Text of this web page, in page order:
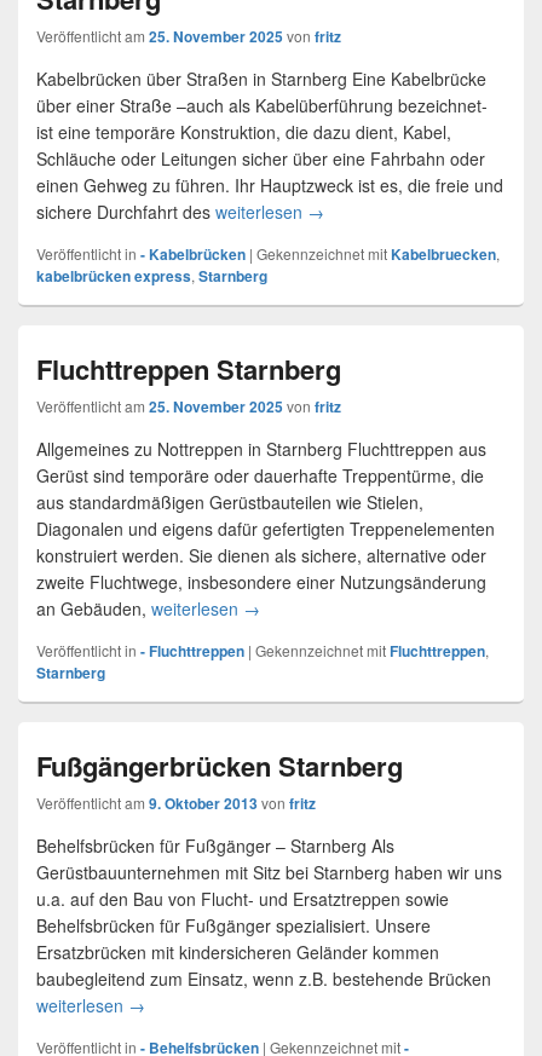
Veröffentlicht am 25. November 2025von fritz
Kabelbrücken über Straßen in Starnberg Eine Kabelbrücke
über einer Straße –auch als Kabelüberführung bezeichnet-
ist eine temporäre Konstruktion, die dazu dient, Kabel,
Schläuche oder Leitungen sicher über eine Fahrbahn oder
einen Gehweg zu führen. Ihr Hauptzweck ist es, die freie und
sichere Durchfahrt des weiterlesen Kabelüberführung mieten in
→
Veröffentlicht in - Kabelbrücken | Gekennzeichnet mitKabelbruecken,
kabelbrücken express, Starnberg
Fluchttreppen Starnberg
Veröffentlicht am 25. November 2025von fritz
Allgemeines zu Nottreppen in Starnberg Fluchttreppen aus
Gerüst sind temporäre oder dauerhafte Treppentürme, die
aus standardmäßigen Gerüstbauteilen wie Stielen,
Diagonalen und eigens dafür gefertigten Treppenelementen
konstruiert werden. Sie dienen als sichere, alternative oder
zweite Fluchtwege, insbesondere einer Nutzungsänderung
an Gebäuden, weiterlesen Fluchttreppen Starnberg
→
Veröffentlicht in - Fluchttreppen | Gekennzeichnet mitFluchttreppen,
Starnberg
Fußgängerbrücken Starnberg
Veröffentlicht am 9. Oktober 2013von fritz
Behelfsbrücken für Fußgänger – Starnberg Als
Gerüstbauunternehmen mit Sitz bei Starnberg haben wir uns
u.a. auf den Bau von Flucht- und Ersatztreppen sowie
Behelfsbrücken für Fußgänger spezialisiert. Unsere
Ersatzbrücken mit kindersicheren Geländer kommen
baubegleitend zum Einsatz, wenn z.B. bestehende Brücken
weiterlesen Fußgängerbrücken Starnberg
→
Veröffentlicht in - Behelfsbrücken | Gekennzeichnet mit-